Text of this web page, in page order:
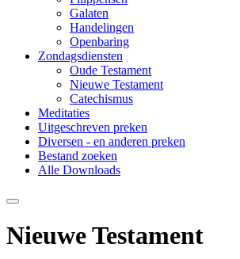
Galaten
Handelingen
Openbaring
Zondagsdiensten
Oude Testament
Nieuwe Testament
Catechismus
Meditaties
Uitgeschreven preken
Diversen - en anderen preken
Bestand zoeken
Alle Downloads
Nieuwe Testament